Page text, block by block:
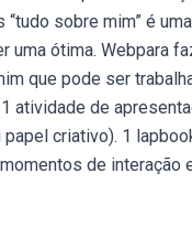
sobre mim” é
ótima. Webpara
que pode ser
atividade de
criativo). 1
de interação